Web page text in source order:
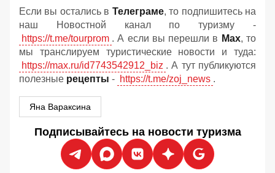
Если вы остались в Телеграме, то подпишитесь на
наш Новостной канал по туризму -
https://t.me/tourprom . А если вы перешли в Мах, то
мы транслируем туристические новости и туда:
https://max.ru/id7743542912_biz . А тут публикуются
полезные рецепты - https://t.me/zoj_news .
Яна Вараксина
Подписывайтесь на новости туризма